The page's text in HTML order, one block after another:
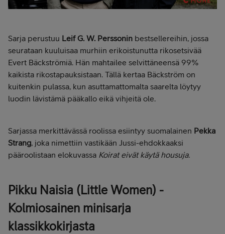
Sarja perustuu Leif G. W. Perssonin bestsellereihin, jossa
seurataan kuuluisaa murhiin erikoistunutta rikosetsivää
Evert Bäckströmiä. Hän mahtailee selvittäneensä 99%
kaikista rikostapauksistaan. Tällä kertaa Bäckström on
kuitenkin pulassa, kun asuttamattomalta saarelta löytyy
luodin lävistämä pääkallo eikä vihjeitä ole.
Sarjassa merkittävässä roolissa esiintyy suomalainen Pekka
Strang, joka nimettiin vastikään Jussi-ehdokkaaksi
pääroolistaan elokuvassa Koirat eivät käytä housuja.
Pikku Naisia (Little Women) -
Kolmiosainen minisarja
klassikkokirjasta